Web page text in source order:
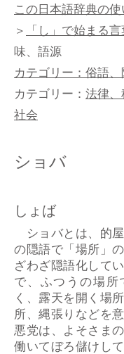
この日本語辞典の
＞「し」で始まる
味、語源
カテゴリー：俗語
カテゴリー： 法律
社会
ショバ
しょば
ショバとは、的
の隠語で「場所」
ざわざ隠語化して
で、ふつうの場
く、露天を開く場
所、縄張りなどを
悪党は、よそさま
働いてぼろ儲けし